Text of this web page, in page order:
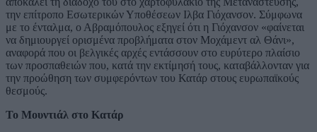
την επίτροπο Εσωτερικών Υποθέσεων Ιλβα Γιόχανσον. Σύμφωνα
με το ένταλμα, ο Αβραμόπουλος εξηγεί ότι η Γιόχανσον «φαίνεται
να δημιουργεί ορισμένα προβλήματα στον Μοχάμεντ αλ Θάνι»,
αναφορά που οι βελγικές αρχές εντάσσουν στο ευρύτερο πλαίσιο
των προσπαθειών που, κατά την εκτίμησή τους, καταβάλλονταν για
την προώθηση των συμφερόντων του Κατάρ στους ευρωπαϊκούς
θεσμούς.
Το Μουντιάλ στο Κατάρ